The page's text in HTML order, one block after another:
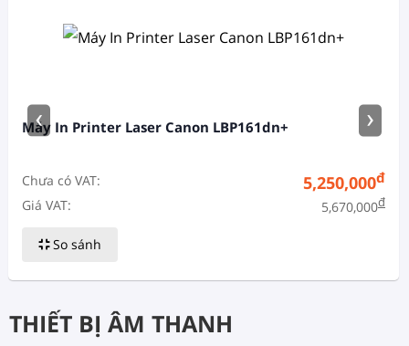
Máy In Printer Laser Canon LBP161dn+
Chưa có VAT: 5,250,000đ
Giá VAT: 5,670,000đ
So sánh
‹ ›
THIẾT BỊ ÂM THANH